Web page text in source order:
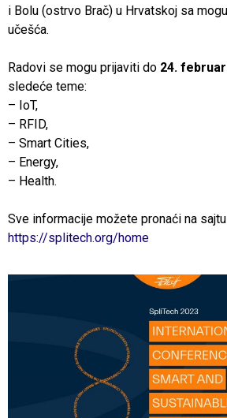
i Bolu (ostrvo Brač) u Hrvatskoj sa
učešća.
Radovi se mogu prijaviti do 24.
sledeće teme:
– IoT,
– RFID,
– Smart Cities,
– Energy,
– Health.
Sve informacije možete pronaći na
https://splitech.org/home